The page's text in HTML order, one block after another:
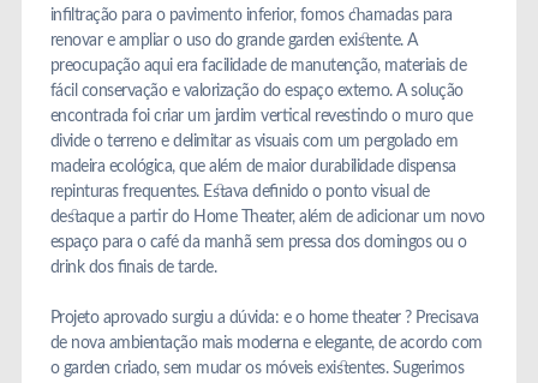
infiltração para o pavimento inferior, fomos chamadas para
renovar e ampliar o uso do grande garden existente. A
preocupação aqui era facilidade de manutenção, materiais de
fácil conservação e valorização do espaço externo. A solução
encontrada foi criar um jardim vertical revestindo o muro que
divide o terreno e delimitar as visuais com um pergolado em
madeira ecológica, que além de maior durabilidade dispensa
repinturas frequentes. Estava definido o ponto visual de
destaque a partir do Home Theater, além de adicionar um novo
espaço para o café da manhã sem pressa dos domingos ou o
drink dos finais de tarde.
Projeto aprovado surgiu a dúvida: e o home theater ? Precisava
de nova ambientação mais moderna e elegante, de acordo com
o garden criado, sem mudar os móveis existentes. Sugerimos